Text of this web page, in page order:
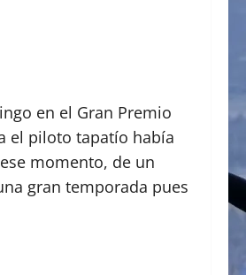
en el Gran Premio
el piloto tapatío había
momento, de un
gran temporada pues